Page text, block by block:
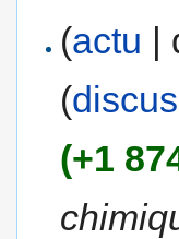
(actu |
(
(+1